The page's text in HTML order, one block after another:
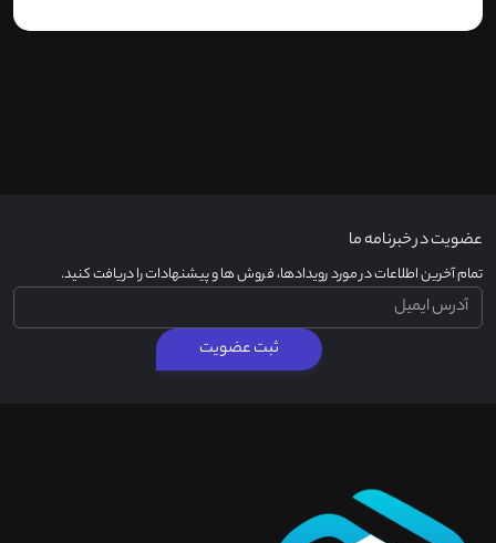
عضویت در خبرنامه ما
تمام آخرین اطلاعات در مورد رویدادها، فروش ها و پیشنهادات را دریافت کنید.
ثبت عضویت